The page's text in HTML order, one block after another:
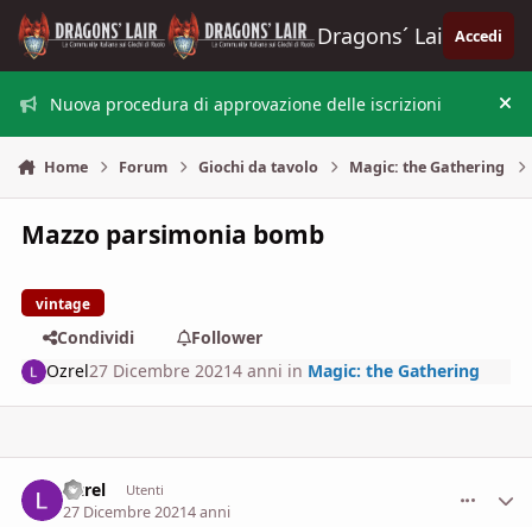
Vai al contenuto
Dragons´ Lair Accedi
Nuova procedura di approvazione delle iscrizioni
Home Forum Giochi da tavolo Magic: the Gathering
Mazzo parsimonia bomb
vintage
Condividi
Follower
Ozrel27 Dicembre 20214 anni in Magic: the Gathering
Ozrel Utenti
27 Dicembre 20214 anni